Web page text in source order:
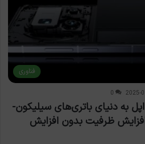
فناوری
2025-
0
به دنیای باتری‌های سیلیکون-
ظرفیت بدون افزایش